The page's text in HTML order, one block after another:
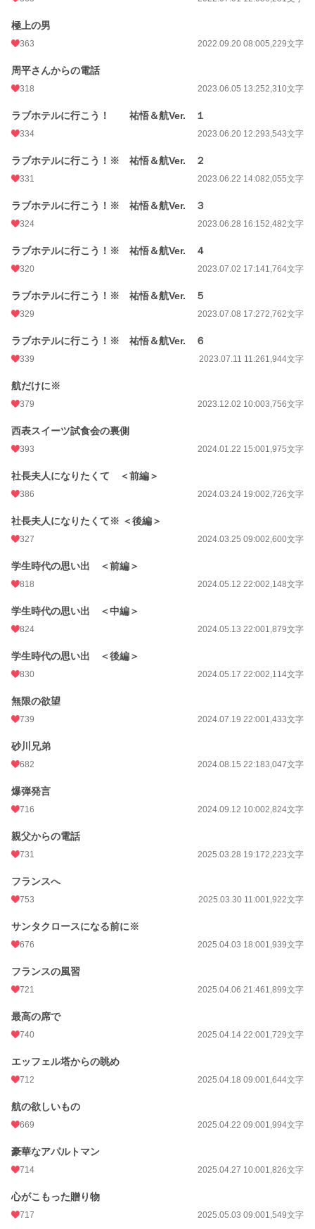
極上の男
363 2022.09.20 08:005,229文字
周平さんからの電話
318 2023.06.05 13:252,310文字
ラブホテルに行こう！ 祐悟＆航Ver. １
334 2023.06.20 12:293,543文字
ラブホテルに行こう！※ 祐悟＆航Ver. ２
331 2023.06.22 14:082,055文字
ラブホテルに行こう！※ 祐悟＆航Ver. ３
324 2023.06.28 16:152,482文字
ラブホテルに行こう！※ 祐悟＆航Ver. ４
320 2023.07.02 17:141,764文字
ラブホテルに行こう！※ 祐悟＆航Ver. ５
329 2023.07.08 17:272,762文字
ラブホテルに行こう！※ 祐悟＆航Ver. ６
339 2023.07.11 11:261,944文字
航だけに※
379 2023.12.02 10:003,756文字
西表スイーツ試食会の裏側
393 2024.01.22 15:001,975文字
社長夫人になりたくて ＜前編＞
386 2024.03.24 19:002,726文字
社長夫人になりたくて※ ＜後編＞
327 2024.03.25 09:002,600文字
学生時代の思い出 ＜前編＞
818 2024.05.12 22:002,148文字
学生時代の思い出 ＜中編＞
824 2024.05.13 22:001,879文字
学生時代の思い出 ＜後編＞
830 2024.05.17 22:002,114文字
無限の欲望
739 2024.07.19 22:001,433文字
砂川兄弟
682 2024.08.15 22:183,047文字
爆弾発言
716 2024.09.12 10:002,824文字
親父からの電話
731 2025.03.28 19:172,223文字
フランスへ
753 2025.03.30 11:001,922文字
サンタクロースになる前に※
676 2025.04.03 18:001,939文字
フランスの風習
721 2025.04.06 21:461,899文字
最高の席で
740 2025.04.14 22:001,729文字
エッフェル塔からの眺め
712 2025.04.18 09:001,644文字
航の欲しいもの
669 2025.04.22 09:001,994文字
豪華なアパルトマン
714 2025.04.27 10:001,826文字
心がこもった贈り物
717 2025.05.03 09:001,549文字